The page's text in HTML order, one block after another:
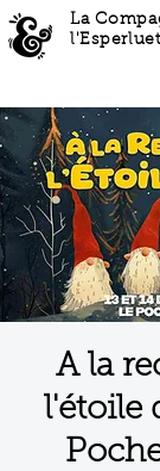
La
A la
l'étoile